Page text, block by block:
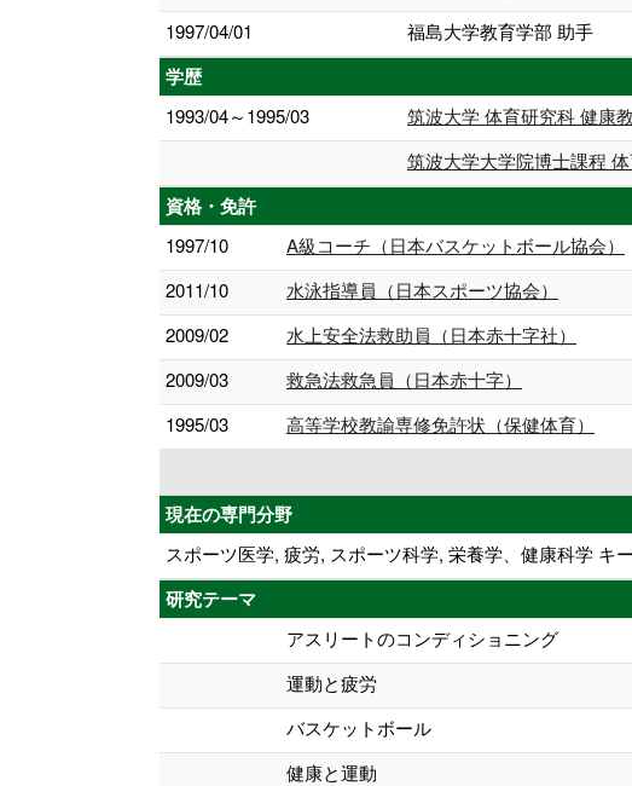
1997/04/01
福島大学教育学部 助手
学歴
1993/04～1995/03
筑波大学 体育研究科 健康
筑波大学大学院博士課程
資格・免許
1997/10
A級コーチ（日本バスケットボール協会）
2011/10
水泳指導員（日本スポーツ協会）
2009/02
水上安全法救助員（日本赤十字社）
2009/03
救急法救急員（日本赤十字）
1995/03
高等学校教諭専修免許状（保健体育）
現在の専門分野
スポーツ医学, 疲労, スポーツ科学, 栄養学、健康科学
研究テーマ
アスリートのコンディショニング
運動と疲労
バスケットボール
健康と運動